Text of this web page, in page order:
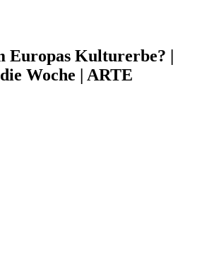
Europas Kulturerbe? |
Woche | ARTE